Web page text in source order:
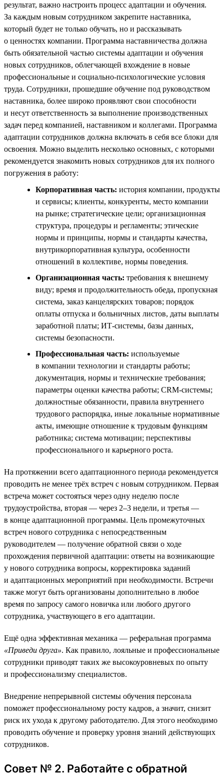
результат, важно настроить процесс адаптации и обучения.
За каждым новым сотрудником закрепите наставника,
который будет не только обучать, но и рассказывать
о ценностях компании. Программа наставничества должна
быть обязательной частью системы адаптации и обучения
новых сотрудников, облегчающей вхождение в новые
профессиональные и социально-психологические условия
труда. Сотрудники, прошедшие обучение под руководством
наставника, более широко проявляют свои способности
и несут ответственность за выполнение производственных
задач перед компанией, наставником и коллегами. Программа
адаптации сотрудников должна включать в себя все блоки для
освоения. Можно выделить несколько основных, с которыми
рекомендуется знакомить новых сотрудников для их полного
погружения в работу:
Корпоративная часть: история компании, продукты
и сервисы; клиенты, конкуренты, место компании
на рынке; стратегические цели; организационная
структура, процедуры и регламенты; этические
нормы и принципы, нормы и стандарты качества,
внутрикорпоративная культура, особенности
отношений в коллективе, нормы поведения.
Организационная часть: требования к внешнему
виду; время и продолжительность обеда, пропускная
система, заказ канцелярских товаров; порядок
оплаты отпуска и больничных листов, даты выплаты
заработной платы; ИТ-системы, базы данных,
системы безопасности.
Профессиональная часть: используемые
в компании технологии и стандарты работы;
документация, нормы и технические требования;
параметры оценки качества работы; CRM-системы;
должностные обязанности, правила внутреннего
трудового распорядка, иные локальные нормативные
акты, имеющие отношение к трудовым функциям
работника; система мотивации; перспективы
профессионального и карьерного роста.
На протяжении всего адаптационного периода рекомендуется
проводить не менее трёх встреч с новым сотрудником. Первая
встреча может состояться через одну неделю после
трудоустройства, вторая — через 2–3 недели, и третья —
в конце адаптационной программы. Цель промежуточных
встреч нового сотрудника с непосредственным
руководителем — получение обратной связи о ходе
прохождения первичной адаптации: ответы на возникающие
у нового сотрудника вопросы, корректировка заданий
и адаптационных мероприятий при необходимости. Встречи
также могут быть организованы дополнительно в любое
время по запросу самого новичка или любого другого
сотрудника, участвующего в его адаптации.
Ещё одна эффективная механика — реферальная программа
«Приведи друга». Как правило, лояльные и профессиональные
сотрудники приводят таких же высокоуровневых по опыту
и профессионализму специалистов.
Внедрение непрерывной системы обучения персонала
поможет профессиональному росту кадров, а значит, снизит
риск их ухода к другому работодателю. Для этого необходимо
проводить обучение и проверку уровня знаний действующих
сотрудников.
Совет № 2. Работайте с обратной